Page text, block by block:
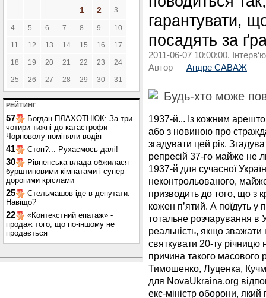
1 2 3
4 5 6 7 8 9 10
11 12 13 14 15 16 17
18 19 20 21 22 23 24
25 26 27 28 29 30 31
РЕЙТИНГ
57
Богдан ПЛАХОТНЮК: За три-
чотири тижні до катастрофи
Чорноволу поміняли водія
41 Стоп?... Рухаємось далі!
30
Рівненська влада обжилася
бурштиновими кімнатами і супер-
дорогими кріслами
25
Стельмашов іде в депутати.
Навіщо?
22
«Контекстний епатаж» -
продаж того, що по-іншому не
продається
гарантувати,
посадять за
2011-06-07 10:00:00.
Автор — Андре САВАЖ
Будь-хто може
1937-й... Із кожним
або з новиною про
згадувати цей рік.
репресій 37-го майже не
1937-й для сучасної
неконтрольованого,
призводить до того, що з
кожен п’ятий. А поїдуть у
тотальне розчарування в
реальність, якщо
святкувати 20-ту річницю
причина такого масового
Тимошенко, Луценка,
для NovaUkraina.org
екс-міністр оборони,